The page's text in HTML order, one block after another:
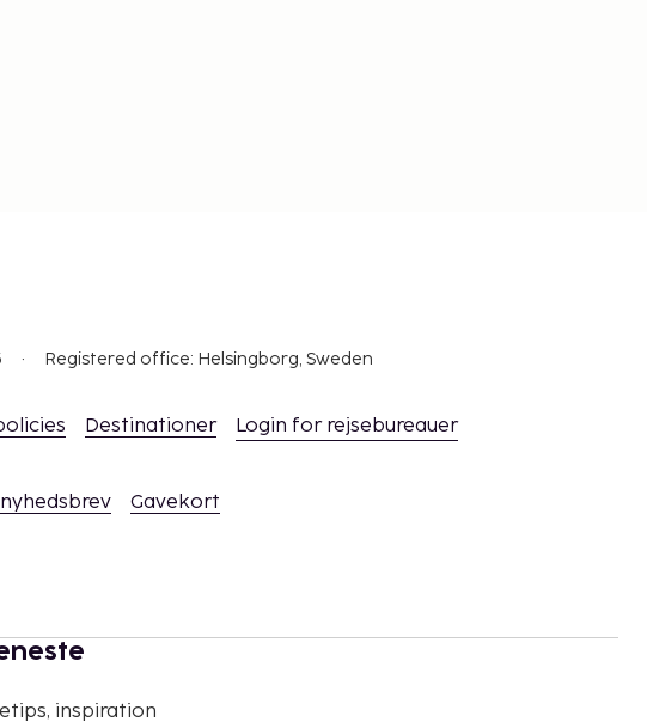
Registered office: Helsingborg, Sweden
Destinationer Login for rejsebureauer
Gavekort
inspiration